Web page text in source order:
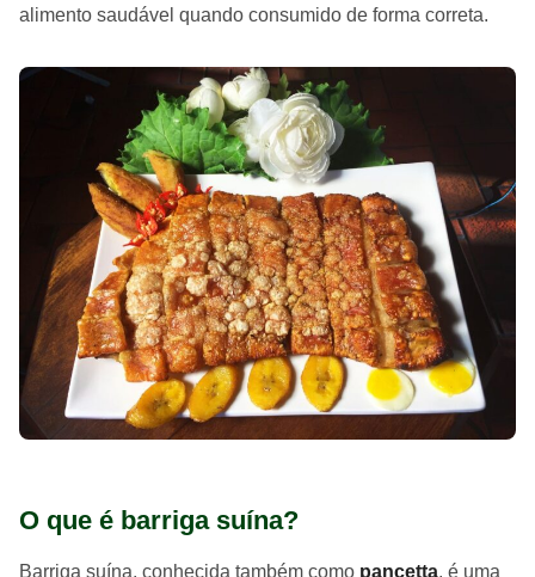
alimento saudável quando consumido de forma correta.
O que é barriga suína?
Barriga suína, conhecida também como pancetta, é uma